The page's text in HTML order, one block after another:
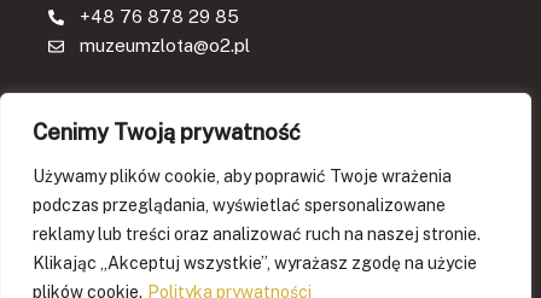
Cenimy Twoją prywatność
Używamy plików cookie, aby poprawić Twoje wrażenia
podczas przeglądania, wyświetlać spersonalizowane
reklamy lub treści oraz analizować ruch na naszej stronie.
Klikając „Akceptuj wszystkie”, wyrażasz zgodę na użycie
plików cookie. Polityka prywatności
+48 76 878 29 85
muzeumzlota@o2.pl
Strona sfinansowana w ramach projektu KPO. GRANTY 2024. A2.5.1 :
KULTURY I PRZEMYSŁÓW KREATYWNYCH NA RZECZ STYMULOWANIA
pomost pomiędzy epokami kulturalnymi